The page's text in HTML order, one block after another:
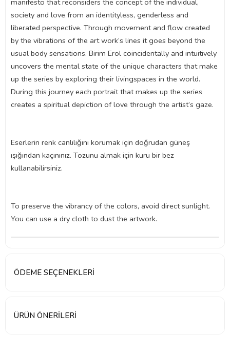
manifesto that reconsiders the concept of the individual,
society and love from an identityless, genderless and
liberated perspective. Through movement and flow created
by the vibrations of the art work’s lines it goes beyond the
usual body sensations. Birim Erol coincidentally and intuitively
uncovers the mental state of the unique characters that make
up the series by exploring their livingspaces in the world.
During this journey each portrait that makes up the series
creates a spiritual depiction of love through the artist’s gaze.
Eserlerin renk canlılığını korumak için doğrudan güneş
ışığından kaçınınız. Tozunu almak için kuru bir bez
kullanabilirsiniz.
To preserve the vibrancy of the colors, avoid direct sunlight.
You can use a dry cloth to dust the artwork.
ÖDEME SEÇENEKLERI
ÜRÜN ÖNERILERI